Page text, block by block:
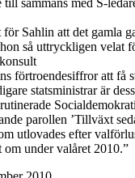
Sahlin att det gamla
så uttryckligen velat
förtroendesiffror att få
statsministrar är
parollen ’Tillväxt
utlovades efter
om under valåret 2010.”